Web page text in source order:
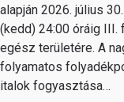
alapján 2026. július
(kedd) 24:00 óráig
egész területére. A
folyamatos
italok fogyasztása…